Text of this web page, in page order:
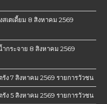
เตเดี้ยม 8 สิงหาคม 2569
กระจาย 8 สิงหาคม 2569
7 สิงหาคม 2569 รายการวัวชน
5 สิงหาคม 2569 รายการวัวชน